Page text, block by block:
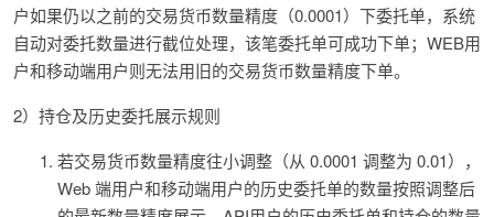
户如果仍以之前的交易货币数量精度（0.0001）下委托单，系统
自动对委托数量进行截位处理，该笔委托单可成功下单；WEB用
户和移动端用户则无法用旧的交易货币数量精度下单。
2）持仓及历史委托展示规则
若交易货币数量精度往小调整（从 0.0001 调整为 0.01），
Web 端用户和移动端用户的历史委托单的数量按照调整后